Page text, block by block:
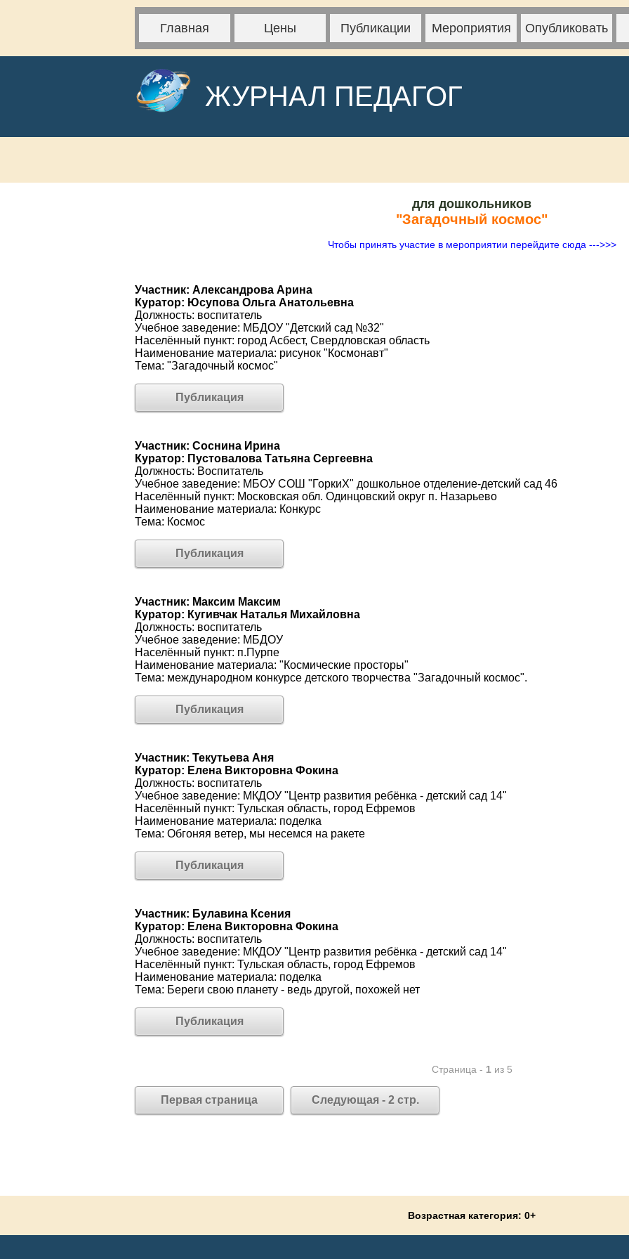
Главная Цены Публикации Мероприятия Опубликовать
ЖУРНАЛ ПЕДАГОГ
для дошкольников
"Загадочный космос"
Чтобы принять участие в мероприятии перейдите сюда --->>>
Участник: Александрова Арина
Куратор: Юсупова Ольга Анатольевна
Должность: воспитатель
Учебное заведение: МБДОУ "Детский сад №32"
Населённый пункт: город Асбест, Свердловская область
Наименование материала: рисунок "Космонавт"
Тема: "Загадочный космос"
Публикация
Участник: Соснина Ирина
Куратор: Пустовалова Татьяна Сергеевна
Должность: Воспитатель
Учебное заведение: МБОУ СОШ "ГоркиX" дошкольное отделение-детский сад 46
Населённый пункт: Московская обл. Одинцовский округ п. Назарьево
Наименование материала: Конкурс
Тема: Космос
Публикация
Участник: Максим Максим
Куратор: Кугивчак Наталья Михайловна
Должность: воспитатель
Учебное заведение: МБДОУ
Населённый пункт: п.Пурпе
Наименование материала: "Космические просторы"
Тема: международном конкурсе детского творчества "Загадочный космос".
Публикация
Участник: Текутьева Аня
Куратор: Елена Викторовна Фокина
Должность: воспитатель
Учебное заведение: МКДОУ "Центр развития ребёнка - детский сад 14"
Населённый пункт: Тульская область, город Ефремов
Наименование материала: поделка
Тема: Обгоняя ветер, мы несемся на ракете
Публикация
Участник: Булавина Ксения
Куратор: Елена Викторовна Фокина
Должность: воспитатель
Учебное заведение: МКДОУ "Центр развития ребёнка - детский сад 14"
Населённый пункт: Тульская область, город Ефремов
Наименование материала: поделка
Тема: Береги свою планету - ведь другой, похожей нет
Публикация
Страница - 1 из 5
Первая страница Следующая - 2 стр.
Возрастная категория: 0+